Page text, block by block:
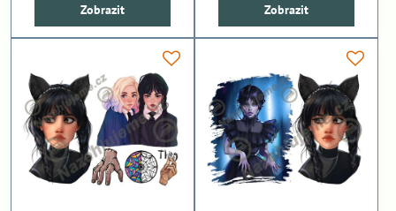
Zobrazit Zobrazit